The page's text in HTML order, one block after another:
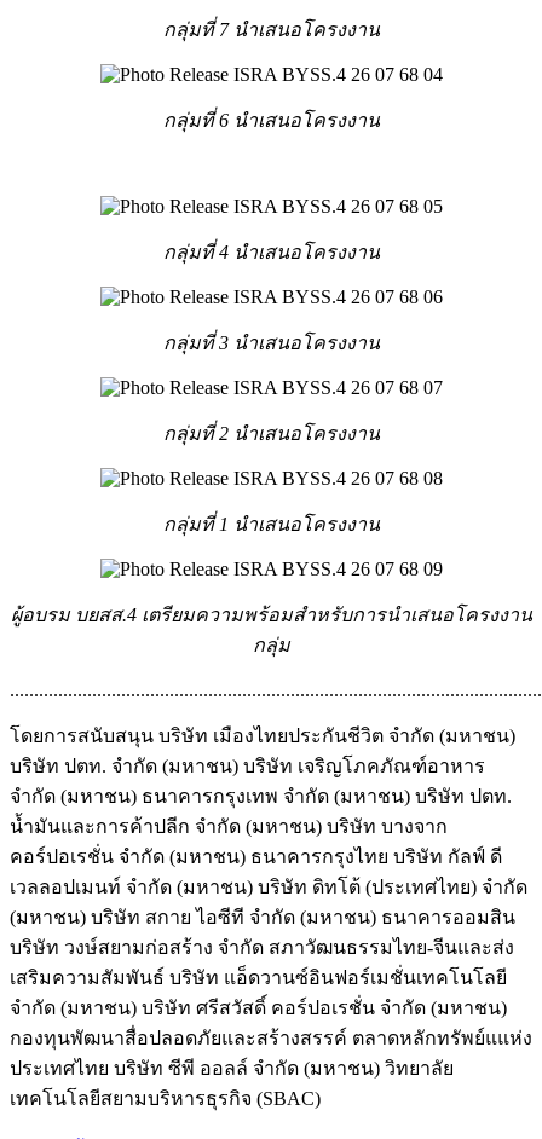
กลุ่มที่ 7 นำเสนอโครงงาน
กลุ่มที่ 6 นำเสนอโครงงาน
กลุ่มที่ 4 นำเสนอโครงงาน
กลุ่มที่ 3 นำเสนอโครงงาน
กลุ่มที่ 2 นำเสนอโครงงาน
กลุ่มที่ 1 นำเสนอโครงงาน
ผู้อบรม บยสส.4 เตรียมความพร้อมสำหรับการนำเสนอโครงงาน
กลุ่ม
โดยการสนับสนุน บริษัท เมืองไทยประกันชีวิต จำกัด (มหาชน)
บริษัท ปตท. จำกัด (มหาชน) บริษัท เจริญโภคภัณฑ์อาหาร
จำกัด (มหาชน) ธนาคารกรุงเทพ จำกัด (มหาชน) บริษัท ปตท.
น้ำมันและการค้าปลีก จำกัด (มหาชน) บริษัท บางจาก
คอร์ปอเรชั่น จำกัด (มหาชน) ธนาคารกรุงไทย บริษัท กัลฟ์ ดี
เวลลอปเมนท์ จำกัด (มหาชน) บริษัท ดิทโต้ (ประเทศไทย) จำกัด
(มหาชน) บริษัท สกาย ไอซีที จำกัด (มหาชน) ธนาคารออมสิน
บริษัท วงษ์สยามก่อสร้าง จำกัด สภาวัฒนธรรมไทย-จีนและส่ง
เสริมความสัมพันธ์ บริษัท แอ็ดวานซ์อินฟอร์เมชั่นเทคโนโลยี
จำกัด (มหาชน) บริษัท ศรีสวัสดิ์ คอร์ปอเรชั่น จำกัด (มหาชน)
กองทุนพัฒนาสื่อปลอดภัยและสร้างสรรค์ ตลาดหลักทรัพย์แแห่ง
ประเทศไทย บริษัท ซีพี ออลล์ จำกัด (มหาชน) วิทยาลัย
เทคโนโลยีสยามบริหารธุรกิจ (SBAC)